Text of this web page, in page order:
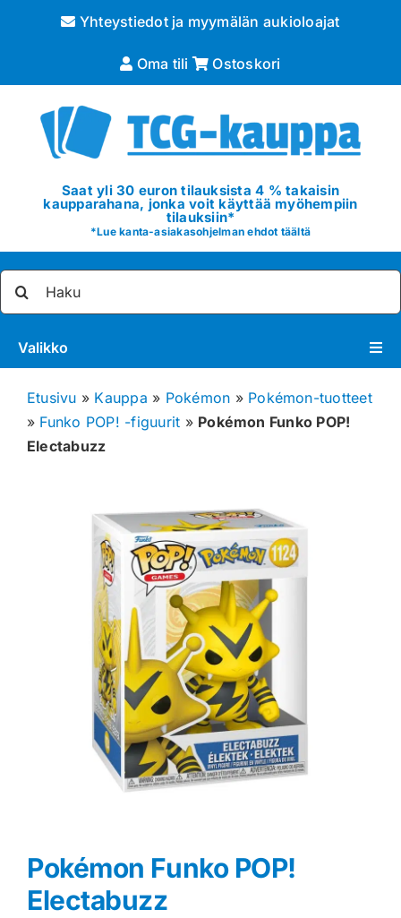
Yhteystiedot ja myymälän aukioloajat
Oma tili Ostoskori
Saat yli 30 euron tilauksista 4 % takaisin
kaupparahana, jonka voit käyttää myöhempiin
tilauksiin*
*Lue kanta-asiakasohjelman ehdot täältä
Valikko
Pokémon
Muut keräilykortit
Greidatut kortit
Greidauspalvelu
Etusivu » Kauppa » Pokémon » Pokémon-tuotteet
» Funko POP! -figuurit » Pokémon Funko POP!
Electabuzz
Pokémon Funko POP!
Electabuzz